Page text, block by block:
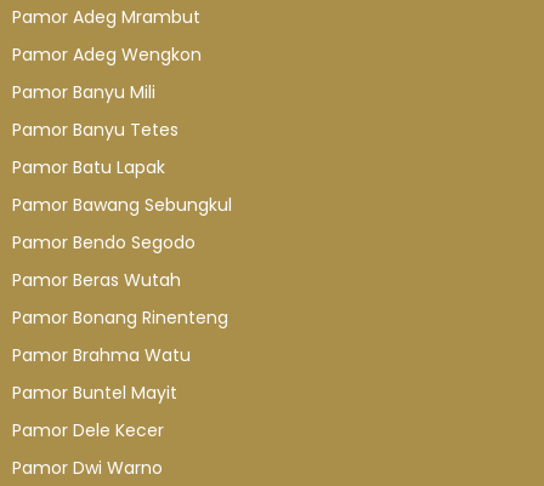
Pamor Adeg Mrambut
Pamor Adeg Wengkon
Pamor Banyu Mili
Pamor Banyu Tetes
Pamor Batu Lapak
Pamor Bawang Sebungkul
Pamor Bendo Segodo
Pamor Beras Wutah
Pamor Bonang Rinenteng
Pamor Brahma Watu
Pamor Buntel Mayit
Pamor Dele Kecer
Pamor Dwi Warno